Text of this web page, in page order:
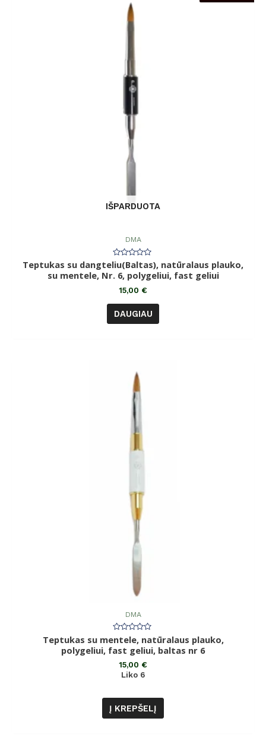
IŠPARDUOTA
DMA
Įvertinimas:
0
iš
Teptukas su dangteliu(Baltas), natūralaus plauko,
su mentele, Nr. 6, polygeliui, fast geliui
15,00 €
DAUGIAU
DMA
Įvertinimas:
0
iš
Teptukas su mentele, natūralaus plauko,
polygeliui, fast geliui, baltas nr 6
15,00 €
Liko 6
Į KREPŠELĮ